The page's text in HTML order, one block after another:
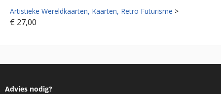
Artistieke Wereldkaarten Kaarten Retro Futurisme >
€ 27,00
Advies nodig?